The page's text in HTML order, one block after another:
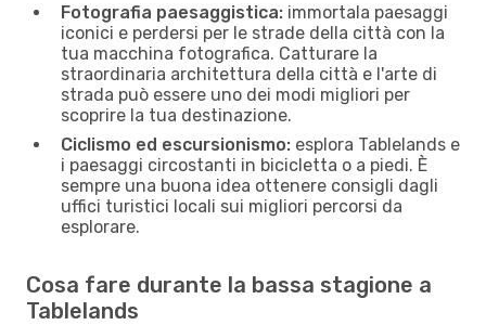
Fotografia paesaggistica: immortala paesaggi
iconici e perdersi per le strade della città con la
tua macchina fotografica. Catturare la
straordinaria architettura della città e l'arte di
strada può essere uno dei modi migliori per
scoprire la tua destinazione.
Ciclismo ed escursionismo: esplora Tablelands e
i paesaggi circostanti in bicicletta o a piedi. È
sempre una buona idea ottenere consigli dagli
uffici turistici locali sui migliori percorsi da
esplorare.
Cosa fare durante la bassa stagione a
Tablelands